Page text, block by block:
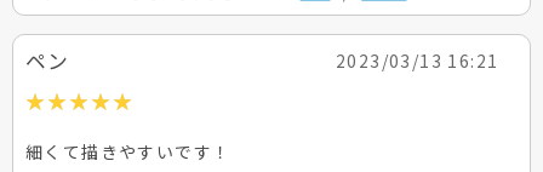
ペン 2023/03/13 16:21
細くて描きやすいです！